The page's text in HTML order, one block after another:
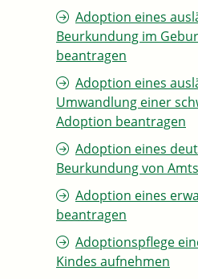
Adoption eines
Beurkundung im
beantragen
Adoption eines
Umwandlung einer
Adoption beantragen
Adoption eines
Beurkundung von
Adoption eines
beantragen
Adoptionspflege
Kindes aufnehmen